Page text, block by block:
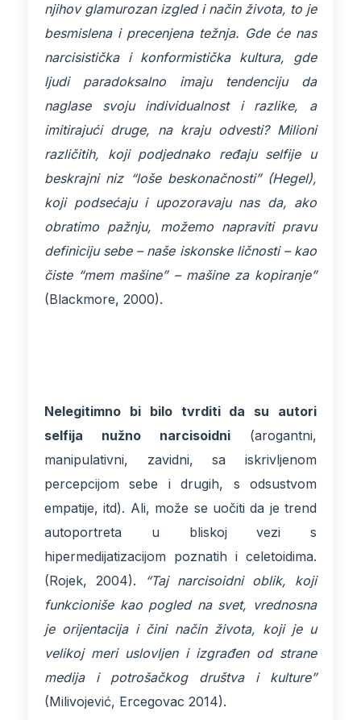
njihov glamurozan izgled i način života, to je
besmislena i precenjena težnja. Gde će nas
narcisistička i konformistička kultura, gde
ljudi paradoksalno imaju tendenciju da
naglase svoju individualnost i razlike, a
imitirajući druge, na kraju odvesti? Milioni
različitih, koji podjednako ređaju selfije u
beskrajni niz “loše beskonačnosti” (Hegel),
koji podsećaju i upozoravaju nas da, ako
obratimo pažnju, možemo napraviti pravu
definiciju sebe – naše iskonske ličnosti – kao
čiste “mem mašine” – mašine za kopiranje”
(Blackmore, 2000).
Nelegitimno bi bilo tvrditi da su autori
selfija nužno narcisoidni (arogantni,
manipulativni, zavidni, sa iskrivljenom
percepcijom sebe i drugih, s odsustvom
empatije, itd). Ali, može se uočiti da je trend
autoportreta u bliskoj vezi s
hipermedijatizacijom poznatih i celetoidima.
(Rojek, 2004).
“Taj narcisoidni oblik, koji
funkcioniše kao pogled na svet, vrednosna
je orijentacija i čini način života, koji je u
velikoj meri uslovljen i izgrađen od strane
medija i potrošačkog društva i kulture”
(Milivojević, Ercegovac 2014).